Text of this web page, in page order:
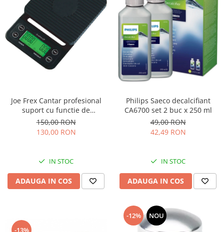
Joe Frex Cantar profesional
suport cu functie de
cronometrare
150,00 RON
130,00 RON
IN STOC
ADAUGA IN COS
Philips Saeco decalcifiant
CA6700 set 2 buc x 250 ml
49,00 RON
42,49 RON
IN STOC
ADAUGA IN COS
-13%
-12% NOU